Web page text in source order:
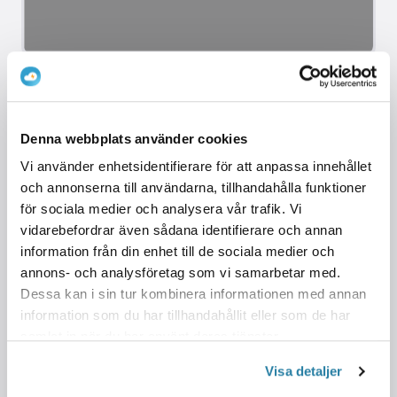
Denna webbplats använder cookies
Vi använder enhetsidentifierare för att anpassa innehållet
och annonserna till användarna, tillhandahålla funktioner
för sociala medier och analysera vår trafik. Vi
vidarebefordrar även sådana identifierare och annan
information från din enhet till de sociala medier och
annons- och analysföretag som vi samarbetar med.
Dessa kan i sin tur kombinera informationen med annan
information som du har tillhandahållit eller som de har
Visa detaljer
4.
Klicka på “Skicka inbjudningar”.
med en inbjudan att ladda vid ditt
laddningssystem. SMS:et innehåller en länk för
att ladda ner CloudCharge-appen. Användaren
måste ladda ner appen, registrera ett personligt
CloudCharge-konto och acceptera inbjudan i
appen. När inbjudan har accepterats kommer du